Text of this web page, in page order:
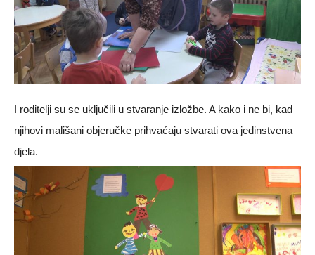
I roditelji su se uključili u stvaranje izložbe. A kako i ne bi, kad
njihovi mališani objeručke prihvaćaju stvarati ova jedinstvena
djela.